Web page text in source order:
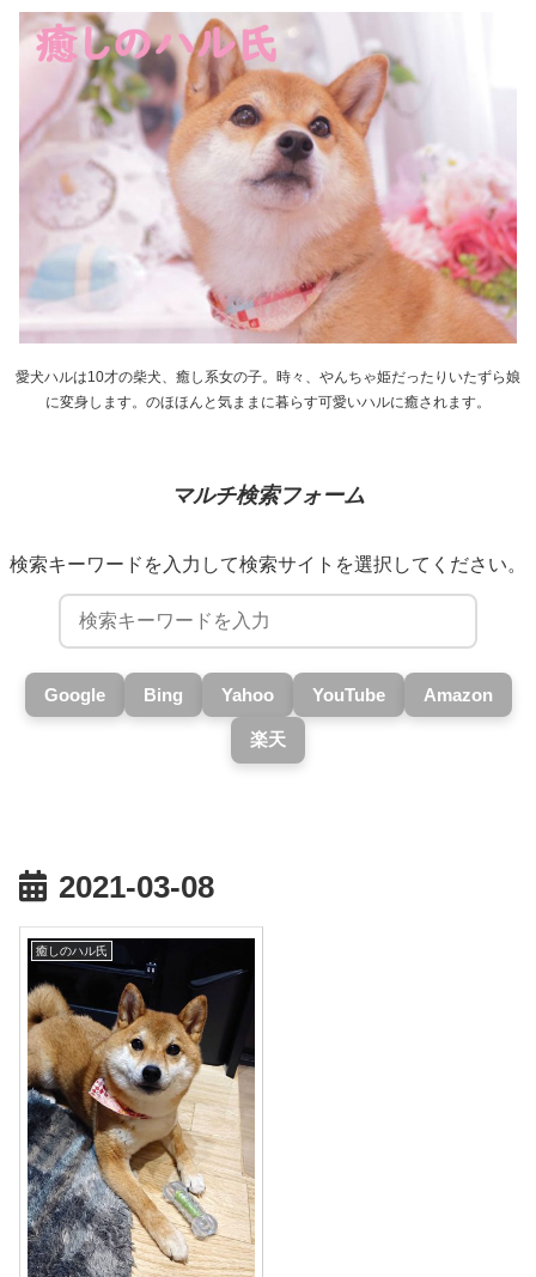
愛犬ハルは10才の柴犬、癒し系女の子。時々、やんちゃ姫だったりいたずら娘
に変身します。のほほんと気ままに暮らす可愛いハルに癒されます。
マルチ検索フォーム
検索キーワードを入力して検索サイトを選択してください。
Google Bing Yahoo YouTube Amazon
楽天
2021-03-08
癒しのハル氏